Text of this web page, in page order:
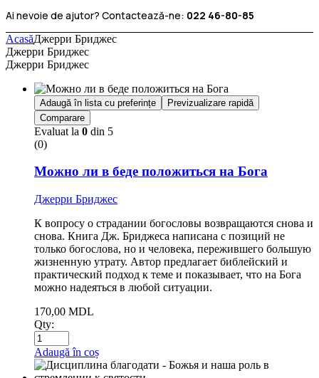
Ai nevoie de ajutor? Contactează-ne: 022 46-80-85
AcasăДжерри Бриджес
Джерри Бриджес
Джерри Бриджес
Adaugă în lista cu preferințe
Previzualizare rapidă
Comparare
Evaluat la 0 din 5
(0)
Можно ли в беде положиться на Бога
Джерри Бриджес
К вопросу о страдании богословы возвращаются снова и
снова. Книга Дж. Бриджеса написана с позиций не
только богослова, но и человека, пережившего большую
жизненную утрату. Автор предлагает библейский и
практический подход к теме и показывает, что на Бога
можно надеяться в любой ситуации.
170,00 MDL
Qty:
Adaugă în coș